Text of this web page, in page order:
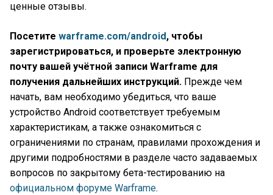
ценные отзывы.
Посетите warframe.com/android , чтобы
зарегистрироваться, и проверьте электронную
почту вашей учётной записи Warframe для
получения дальнейших инструкций. Прежде чем
начать, вам необходимо убедиться, что ваше
устройство Android соответствует требуемым
характеристикам, а также ознакомиться с
ограничениями по странам, правилами прохождения и
другими подробностями в разделе часто задаваемых
вопросов по закрытому бета-тестированию на
официальном форуме Warframe.